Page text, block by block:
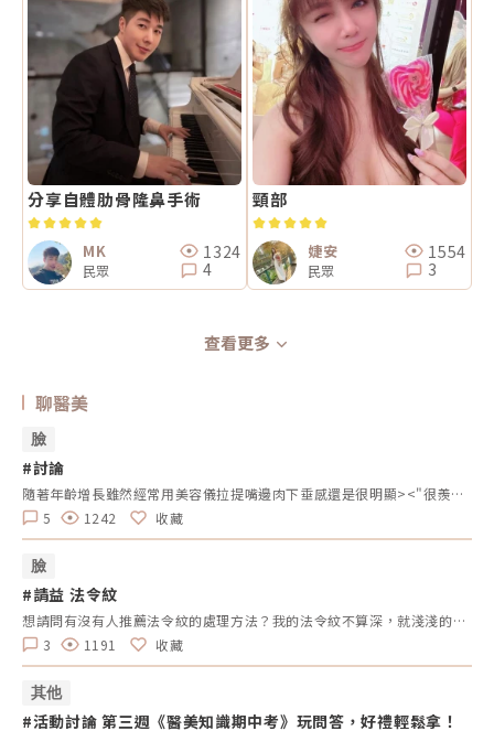
分享自體肋骨隆鼻手術
MK
民眾
1324
4
頸部
婕安
民眾
1554
3
查看更多
聊醫美
臉
#討論
隨著年齡增長雖然經常用美容儀拉提嘴邊肉下垂感還是很明顯><"很羨慕網路上輪廓線很Ｖ緊緻的人爬了網路上的資料,有的推薦埋線的建議鳳凰電波,看埋線拉提效果好好在思考想做美特拉七分鐘埋線還是鳳凰電波，不知怎麼選？哪個比較好呢??
5
1242 收藏
臉
#請益 法令紋
想請問有沒有人推薦法令紋的處理方法？我的法令紋不算深，就淺淺的兩條線一直好困擾自己…想問大家推薦填充玻尿酸處理？還是比較建議使用拉提的方式一起解決呢？
3
1191 收藏
其他
#活動討論 第三週《醫美知識期中考》玩問答，好禮輕鬆拿！